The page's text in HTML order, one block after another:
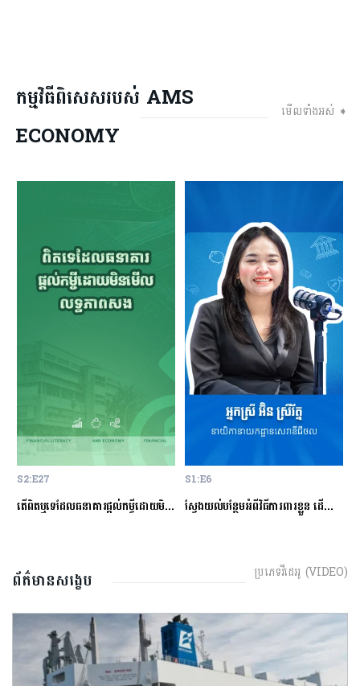
កម្មវិធីពិសេសរបស់ AMS
ECONOMY
មើលទាំងអស់ ➧
S2:E27
តើពិតឬទេដែលធនាគារផ្ដល់កម្ចីដោយមិនសិក្សាលើលទ្ធភាពសងត្រឡប់?
S1:E6
ស្វែងយល់បន្ថែមអំពីវិធីការពារខ្លួន ដើម្បីជៀសវាងពីការឆបោកតាមបច្ចេកវិទ្យាហិរញ្ញវត្ថុ!
ព័ត៌មានសង្ខេប ប្រភេទវីដេអូ (VIDEO)